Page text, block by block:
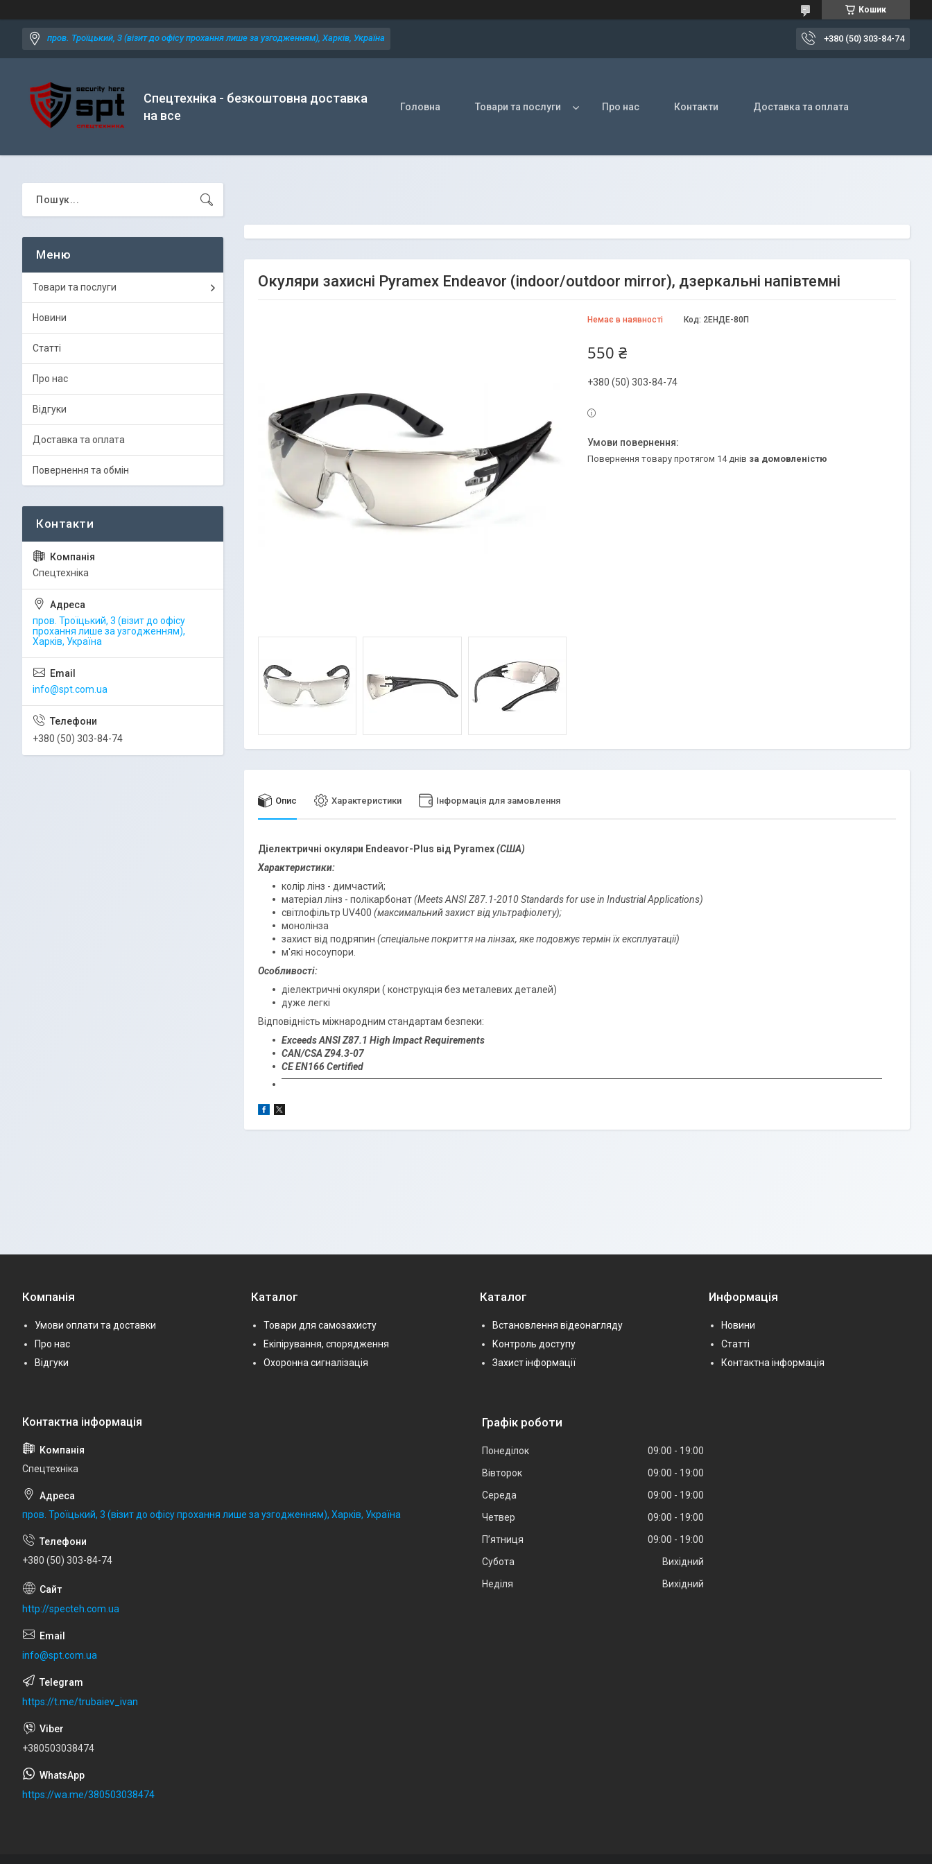
Кошик
пров. Троїцький, 3 (візит до офісу прохання лише за узгодженням), Харків, Україна +380 (50) 303-84-74
Спецтехніка - безкоштовна доставка
на все
Головна Товари та послуги Про нас Контакти Доставка та оплата
Окуляри захисні Pyramex Endeavor (indoor/outdoor mirror), дзеркальні напівтемні
Немає в наявності Код: 2ЕНДЕ-80П
550 ₴
+380 (50) 303-84-74
повернення товару протягом 14 днів за домовленістю
Опис Характеристики Інформація для замовлення
Діелектричні окуляри Endeavor-Plus від Pyramex(США)
Характеристики:
колір лінз - димчастий;
матеріал лінз - полікарбонат(Meets ANSI Z87.1-2010 Standards for use in Industrial Applications)
світлофільтр UV400 (максимальний захист від ультрафіолету);
монолінза
захист від подряпин (спеціальне покриття на лінзах, яке подовжує термін їх експлуатації)
м'які носоупори.
Особливості:
діелектричні окуляри ( конструкція без металевих деталей)
дуже легкі
Відповідність міжнародним стандартам безпеки:
Exceeds ANSI Z87.1 High Impact Requirements
CAN/CSA Z94.3-07
CE EN166 Certified
Товари та послуги
Новини
Статті
Про нас
Відгуки
Доставка та оплата
Повернення та обмін
Спецтехніка
пров. Троїцький, 3 (візит до офісу
прохання лише за узгодженням),
Харків, Україна
info@spt.com.ua
+380 (50) 303-84-74
Компанія
Умови оплати та доставки
Про нас
Відгуки
Каталог
Товари для самозахисту
Екіпірування, спорядження
Охоронна сигналізація
Каталог
Встановлення відеонагляду
Контроль доступу
Захист інформації
Информація
Новини
Статті
Контактна інформація
Спецтехніка
пров. Троїцький, 3 (візит до офісу прохання лише за узгодженням), Харків, Україна
+380 (50) 303-84-74
http://specteh.com.ua
info@spt.com.ua
https://t.me/trubaiev_ivan
+380503038474
https://wa.me/380503038474
Графік роботи
Понеділок 09:00
19:00
Вівторок
09:00
19:00
Середа
09:00
19:00
Четвер
09:00
19:00
Пʼятниця
09:00
19:00
Субота
Вихідний
Неділя
Вихідний